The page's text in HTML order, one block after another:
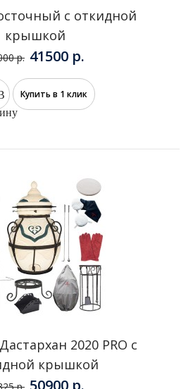
с откидной
крышкой
р. 41500 р.
Купить в 1 клик